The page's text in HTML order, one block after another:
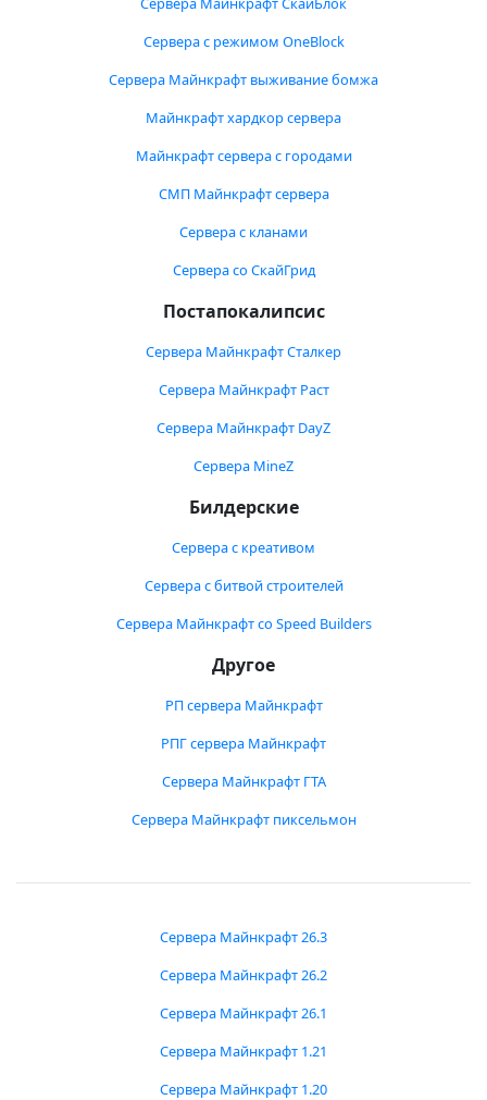
Сервера с режимом OneBlock
Сервера Майнкрафт выживание бомжа
Майнкрафт хардкор сервера
Майнкрафт сервера с городами
СМП Майнкрафт сервера
Сервера с кланами
Сервера со СкайГрид
Постапокалипсис
Сервера Майнкрафт Сталкер
Сервера Майнкрафт Раст
Сервера Майнкрафт DayZ
Сервера MineZ
Билдерские
Сервера с креативом
Сервера с битвой строителей
Сервера Майнкрафт со Speed Builders
Другое
РП сервера Майнкрафт
РПГ сервера Майнкрафт
Сервера Майнкрафт ГТА
Сервера Майнкрафт пиксельмон
Сервера Майнкрафт 26.3
Сервера Майнкрафт 26.2
Сервера Майнкрафт 26.1
Сервера Майнкрафт 1.21
Сервера Майнкрафт 1.20